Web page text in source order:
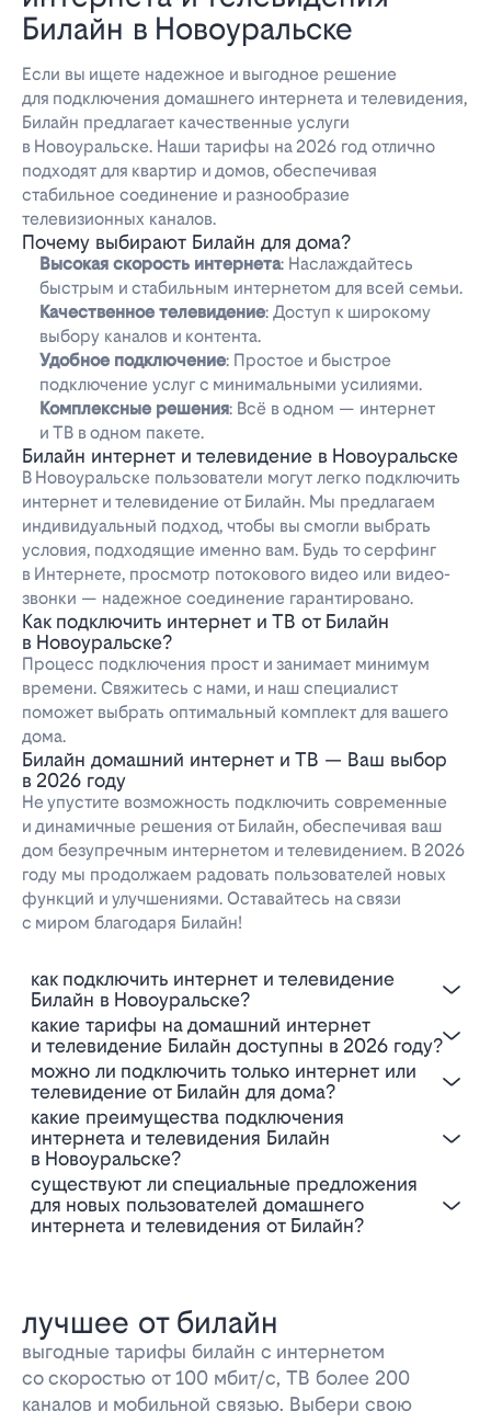
Билайн в Новоуральске
Если вы ищете надежное и выгодное решение
для подключения домашнего интернета и телевидения,
Билайн предлагает качественные услуги
в Новоуральске. Наши тарифы на 2026 год отлично
подходят для квартир и домов, обеспечивая
стабильное соединение и разнообразие
телевизионных каналов.
Почему выбирают Билайн для дома?
Высокая скорость интернета: Наслаждайтесь
быстрым и стабильным интернетом для всей семьи.
Качественное телевидение: Доступ к широкому
выбору каналов и контента.
Удобное подключение: Простое и быстрое
подключение услуг с минимальными усилиями.
Комплексные решения: Всё в одном — интернет
и ТВ в одном пакете.
Билайн интернет и телевидение в Новоуральске
В Новоуральске пользователи могут легко подключить
интернет и телевидение от Билайн. Мы предлагаем
индивидуальный подход, чтобы вы смогли выбрать
условия, подходящие именно вам. Будь то серфинг
в Интернете, просмотр потокового видео или видео-
звонки — надежное соединение гарантировано.
Как подключить интернет и ТВ от Билайн
в Новоуральске?
Процесс подключения прост и занимает минимум
времени. Свяжитесь с нами, и наш специалист
поможет выбрать оптимальный комплект для вашего
дома.
Билайн домашний интернет и ТВ — Ваш выбор
в 2026 году
Не упустите возможность подключить современные
и динамичные решения от Билайн, обеспечивая ваш
дом безупречным интернетом и телевидением. В 2026
году мы продолжаем радовать пользователей новых
функций и улучшениями. Оставайтесь на связи
с миром благодаря Билайн!
Как подключить интернет и телевидение
Билайн в Новоуральске?
Какие тарифы на домашний интернет
и телевидение Билайн доступны в 2026 году?
Можно ли подключить только интернет или
телевидение от Билайн для дома?
Какие преимущества подключения
интернета и телевидения Билайн
в Новоуральске?
Существуют ли специальные предложения
для новых пользователей домашнего
интернета и телевидения от Билайн?
лучшее от билайн
выгодные тарифы билайн с интернетом
со скоростью от 100 мбит/с, ТВ более 200
каналов и мобильной связью. Выбери свою